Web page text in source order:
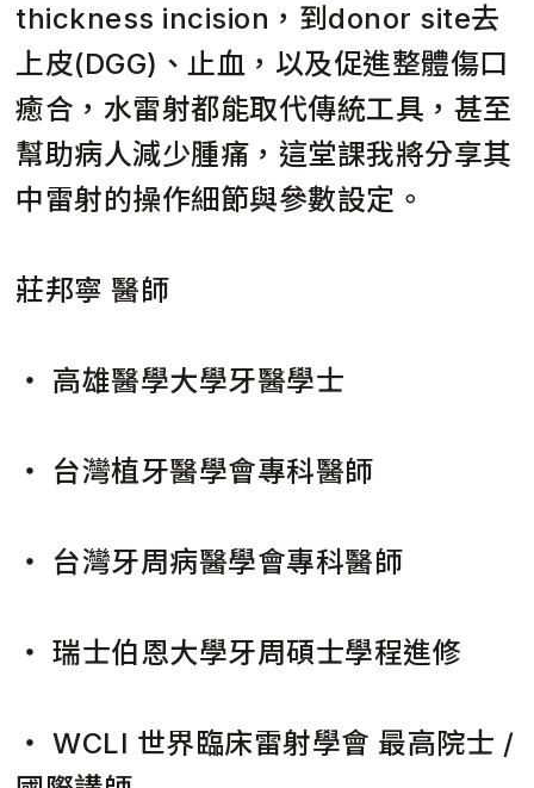
thickness incision，到donor site去
上皮(DGG)、止血，以及促進整體傷口
癒合，水雷射都能取代傳統工具，甚至
幫助病人減少腫痛，這堂課我將分享其
中雷射的操作細節與參數設定。
莊邦寧 醫師
・ 高雄醫學大學牙醫學士
・ 台灣植牙醫學會專科醫師
・ 台灣牙周病醫學會專科醫師
・ 瑞士伯恩大學牙周碩士學程進修
・ WCLI 世界臨床雷射學會 最高院士 /